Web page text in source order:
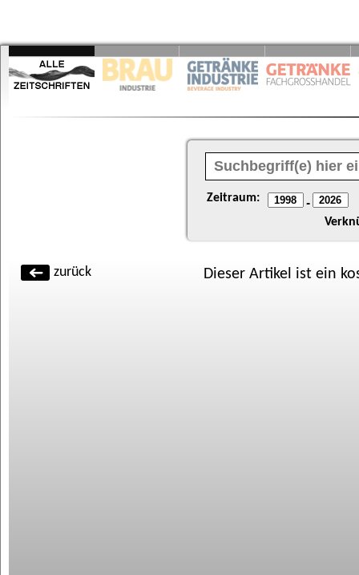
Zeitraum: -
zurück Dieser Artikel ist ein